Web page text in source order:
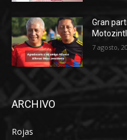
Gran
7 agosto,
ARCHIVO
Rojas